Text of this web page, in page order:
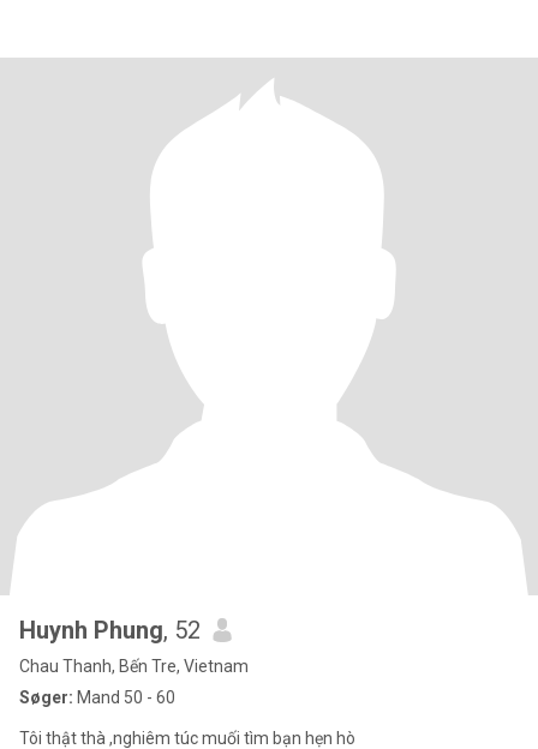
Huynh Phung, 52
Chau Thanh, Bến Tre, Vietnam
Søger: Mand 50 - 60
Tôi thật thà ,nghiêm túc muối tìm bạn hẹn hò